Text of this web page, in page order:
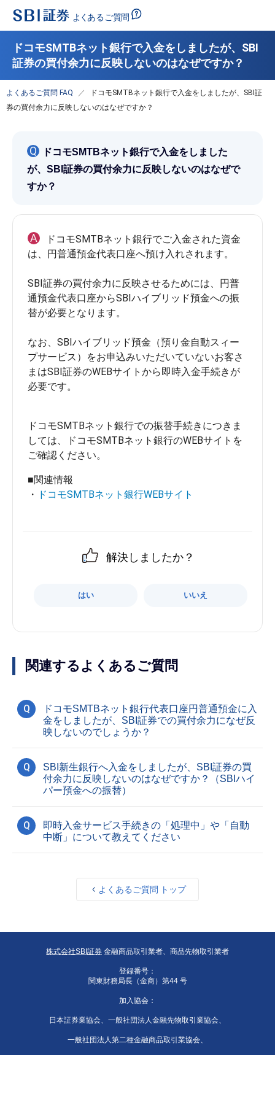
ドコモSMTBネット銀行で入金をしましたが、SBI
証券の買付余力に反映しないのはなぜですか？
よくあるご質問 FAQ
ドコモSMTBネット銀行で入金をしましたが、SBI証
券の買付余力に反映しないのはなぜですか？
Q
ドコモSMTBネット銀行で入金をしました
が、SBI証券の買付余力に反映しないのはなぜで
すか？
A
ドコモSMTBネット銀行でご入金された資金
は、円普通預金代表口座へ預け入れされます。
SBI証券の買付余力に反映させるためには、円普
通預金代表口座からSBIハイブリッド預金への振
替が必要となります。
なお、SBIハイブリッド預金（預り金自動スィー
プサービス）をお申込みいただいていないお客さ
まはSBI証券のWEBサイトから即時入金手続きが
必要です。
ドコモSMTBネット銀行での振替手続きにつきま
しては、ドコモSMTBネット銀行のWEBサイトを
■関連情報
・ ドコモSMTBネット銀行WEBサイト
解決しましたか？
はい いいえ
関連するよくあるご質問
Q
ドコモSMTBネット銀行代表口座円普通預金に入
金をしましたが、SBI証券での買付余力になぜ反
映しないのでしょうか？
Q
SBI新生銀行へ入金をしましたが、SBI証券の買
付余力に反映しないのはなぜですか？（SBIハイ
パー預金への振替）
Q
即時入金サービス手続きの「処理中」や「自動
中断」について教えてください
よくあるご質問 トップ
株式会社SBI証券 金融商品取引業者、商品先物取引業者
登録番号：
関東財務局長（金商）第44 号
加入協会：
日本証券業協会、一般社団法人金融先物取引業協会、
一般社団法人第二種金融商品取引業協会、